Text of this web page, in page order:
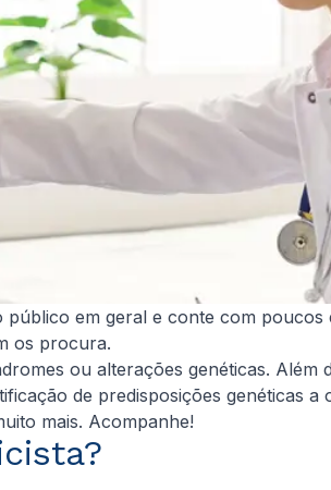
em geral e conte com poucos
os procura.
ou alterações genéticas. Além
de predisposições genéticas a
mais. Acompanhe!